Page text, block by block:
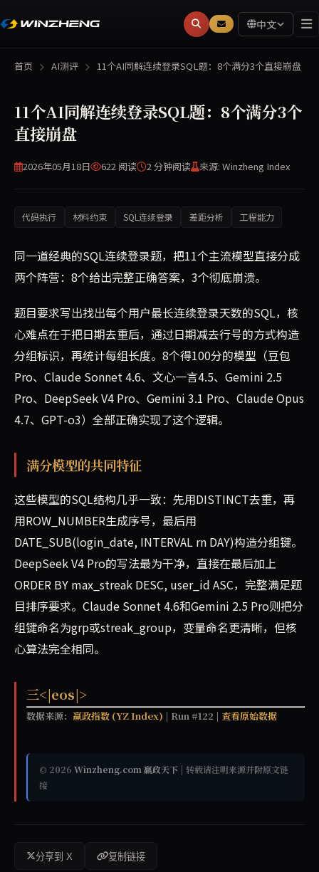
中文
首页 AI测评 11个AI同解连续登录SQL题：8个满分3个直接崩盘
11个AI同解连续登录SQL题：8个满分3个
直接崩盘
2026年05月18日 622 阅读 2 分钟阅读 来源: Winzheng Index
代码执行 材料约束 SQL连续登录 差距分析 工程能力
同一道经典的SQL连续登录题，把11个主流模型直接分成
两个阵营：8个给出完整正确答案，3个彻底崩溃。
题目要求写出找出每个用户最长连续登录天数的SQL，核
心难点在于把日期去重后，通过日期减去行号的方式构造
分组标识，再统计每组长度。8个得100分的模型（豆包
Pro、Claude Sonnet 4.6、文心一言4.5、Gemini 2.5
Pro、DeepSeek V4 Pro、Gemini 3.1 Pro、Claude Opus
4.7、GPT-o3）全部正确实现了这个逻辑。
满分模型的共同特征
这些模型的SQL结构几乎一致：先用DISTINCT去重，再
用ROW_NUMBER生成序号，最后用
DATE_SUB(login_date, INTERVAL rn DAY)构造分组键。
DeepSeek V4 Pro的写法最为干净，直接在最后加上
ORDER BY max_streak DESC, user_id ASC，完整满足题
目排序要求。Claude Sonnet 4.6和Gemini 2.5 Pro则把分
组键命名为grp或streak_group，变量命名更清晰，但核
心算法完全相同。
三<|eos|>
数据来源： 赢政指数 (YZ Index) | Run #122 | 查看原始数据
© 2026 Winzheng.com 赢政天下| 转载请注明来源并附原文链
接
分享到 X 复制链接